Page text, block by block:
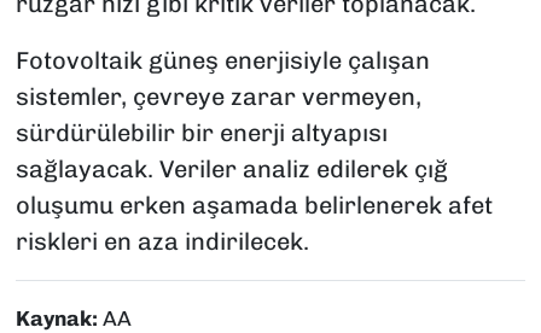
Fotovoltaik güneş enerjisiyle çalışan
sistemler, çevreye zarar vermeyen,
sürdürülebilir bir enerji altyapısı
sağlayacak. Veriler analiz edilerek çığ
oluşumu erken aşamada belirlenerek afet
riskleri en aza indirilecek.
Kaynak: AA